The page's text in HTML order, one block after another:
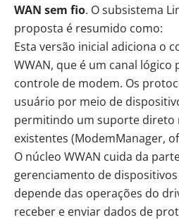
WAN sem fio. O subsistema
proposta é resumido como:
Esta versão inicial adiciona o
WWAN, que é um canal
controle de modem. Os
usuário por meio de
permitindo um suporte direto
existentes (ModemManager,
O núcleo WWAN cuida da
gerenciamento de
depende das operações do
receber e enviar dados de